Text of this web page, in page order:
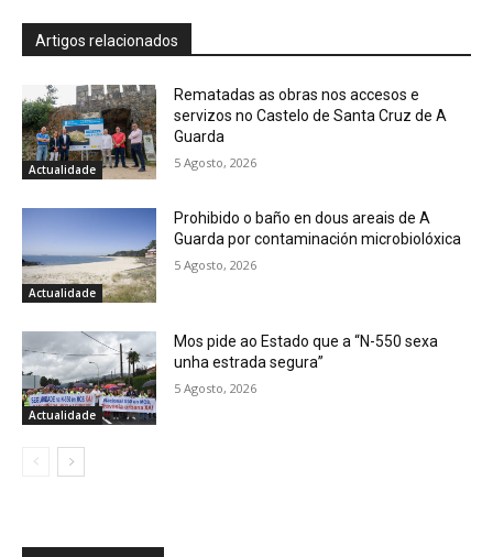
Artigos relacionados
Actualidade
Rematadas as obras nos accesos e
servizos no Castelo de Santa Cruz de A
Guarda
5 Agosto, 2026
Actualidade
Prohibido o baño en dous areais de A
Guarda por contaminación microbiolóxica
5 Agosto, 2026
Actualidade
Mos pide ao Estado que a “N-550 sexa
unha estrada segura”
5 Agosto, 2026